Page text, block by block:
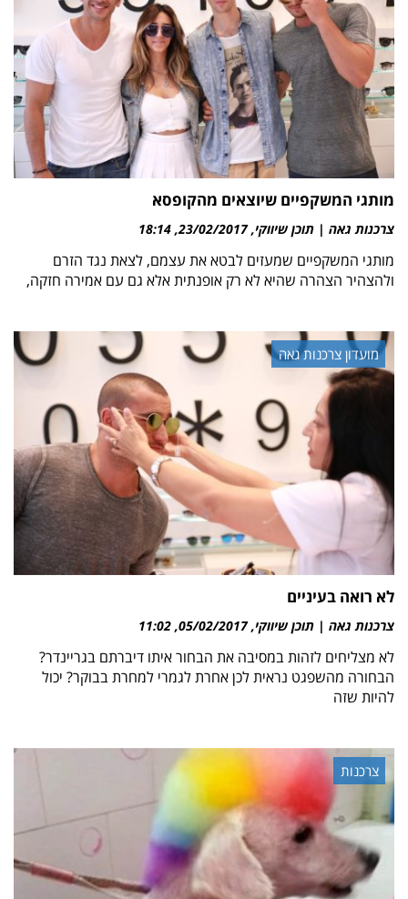
מותגי המשקפיים שיוצאים מהקופסא
צרכנות גאה | תוכן שיווקי 23/02/2017
18:14
מותגי המשקפיים שמעזים לבטא את עצמם, לצאת נגד הזרם
ולהצהיר הצהרה שהיא לא רק אופנתית אלא גם עם אמירה חזקה,
מועדון צרכנות גאה
לא רואה בעיניים
צרכנות גאה | תוכן שיווקי 05/02/2017
11:02
לא מצליחים לזהות במסיבה את הבחור איתו דיברתם בגריינדר?
הבחורה מהשפגט נראית לכן אחרת לגמרי למחרת בבוקר? יכול
להיות שזה
צרכנות